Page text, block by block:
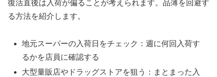
復活直後は入荷が偏ることが考えられます。品薄を回避す
る方法を紹介します。
地元スーパーの入荷日をチェック：週に何回入荷す
るかを店員に確認する
大型量販店やドラッグストアを狙う：まとまった入